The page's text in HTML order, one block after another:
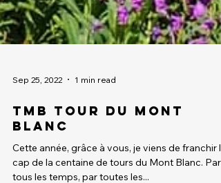
Sep 25, 2022 1 min read
TMB Tour du Mont
Blanc
Cette année, grâce à vous, je viens de franchir le